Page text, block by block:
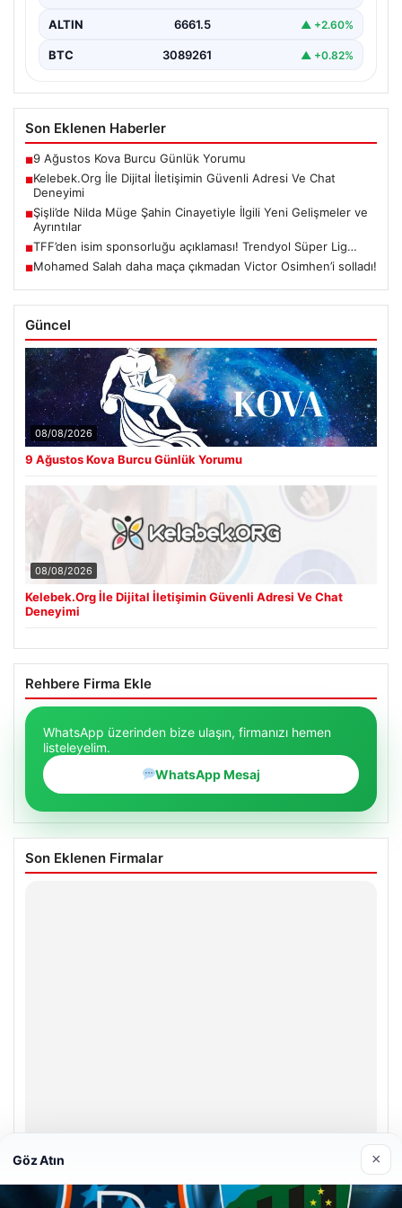
ALTIN 6661.5 ▲ +2.60%
BTC 3089261 ▲ +0.82%
Son Eklenen Haberler
■9 Ağustos Kova Burcu Günlük Yorumu
■Kelebek.Org İle Dijital İletişimin Güvenli Adresi Ve Chat
Deneyimi
■Şişli’de Nilda Müge Şahin Cinayetiyle İlgili Yeni Gelişmeler ve
Ayrıntılar
■TFF’den isim sponsorluğu açıklaması! Trendyol Süper Lig…
■Mohamed Salah daha maça çıkmadan Victor Osimhen’i solladı!
Güncel
08/08/2026
9 Ağustos Kova Burcu Günlük Yorumu
08/08/2026
Kelebek.Org İle Dijital İletişimin Güvenli Adresi Ve Chat
Deneyimi
Rehbere Firma Ekle
WhatsApp üzerinden bize ulaşın, firmanızı hemen
listeleyelim.
WhatsApp Mesaj
Son Eklenen Firmalar
Göz Atın ×